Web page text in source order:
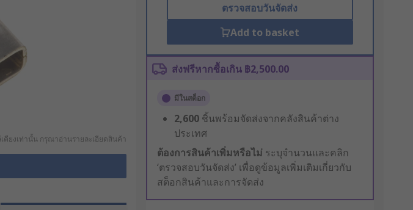
ยงเท่านั้น กรุณาอ่านรายละเอียดสินค้า
ตรวจสอบวันจัดส่ง
Add to basket
ส่งฟรีหากซื้อเกิน ฿2,500.00
มีในสต็อก
2,600 ชิ้นพร้อมจัดส่งจากคลังสินค้าต่าง
ประเทศ
ต้องการสินค้าเพิ่มหรือไม่ ระบุจำนวนและคลิก
‘ตรวจสอบวันจัดส่ง’ เพื่อดูข้อมูลเพิ่มเติมเกี่ยวกับ
สต็อกสินค้าและการจัดส่ง